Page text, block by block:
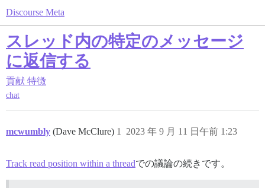
Discourse Meta
スレッド内の特定のメッセージ
に返信する
貢献 特徴
chat
mcwumbly (Dave McClure) 2023 年 9 月 11 日午前 1:23
1
Track read position within a threadでの議論の続きです。